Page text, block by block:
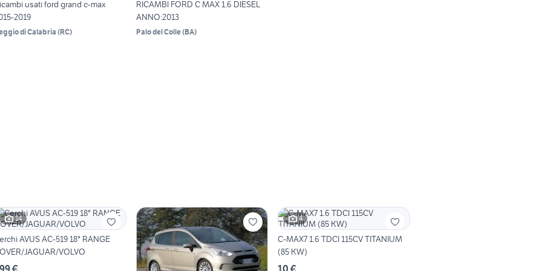
usati ford grand c-max
2019
di Calabria (RC)
RICAMBI FORD C MAX 1.6 DIESEL
ANNO:2013
Palo del Colle(BA)
14
AVUS AC-519 18" RANGE
JAGUAR/VOLVO
€
4
C-MAX7 1.6 TDCI 115CV TITANIUM
(85 KW)
10 €